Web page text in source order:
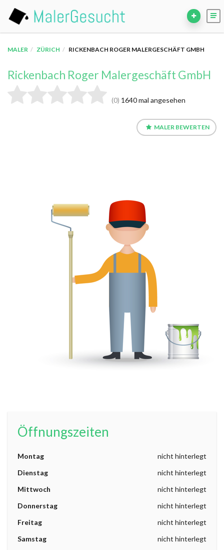
MALER ZÜRICH RICKENBACH ROGER MALERGESCHÄFT GMBH
Rickenbach Roger Malergeschäft GmbH
0 1640 mal angesehen
MALER BEWERTEN
Öffnungszeiten
Montag
nicht hinterlegt
Dienstag
nicht hinterlegt
Mittwoch
nicht hinterlegt
Donnerstag
nicht hinterlegt
Freitag
nicht hinterlegt
Samstag
nicht hinterlegt